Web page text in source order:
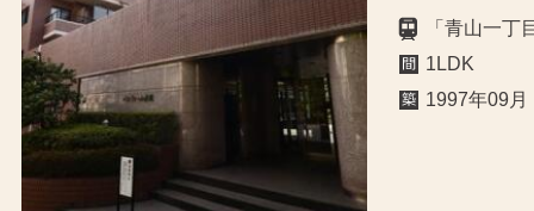
「青山一
1LDK
1997年09月